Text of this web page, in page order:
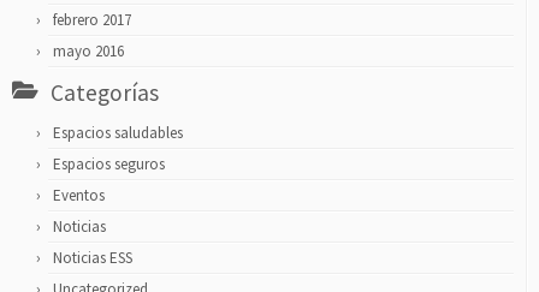
febrero 2017
mayo 2016
Categorías
Espacios saludables
Espacios seguros
Eventos
Noticias
Noticias ESS